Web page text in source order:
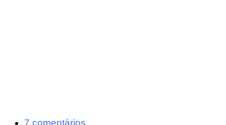
7 comentários